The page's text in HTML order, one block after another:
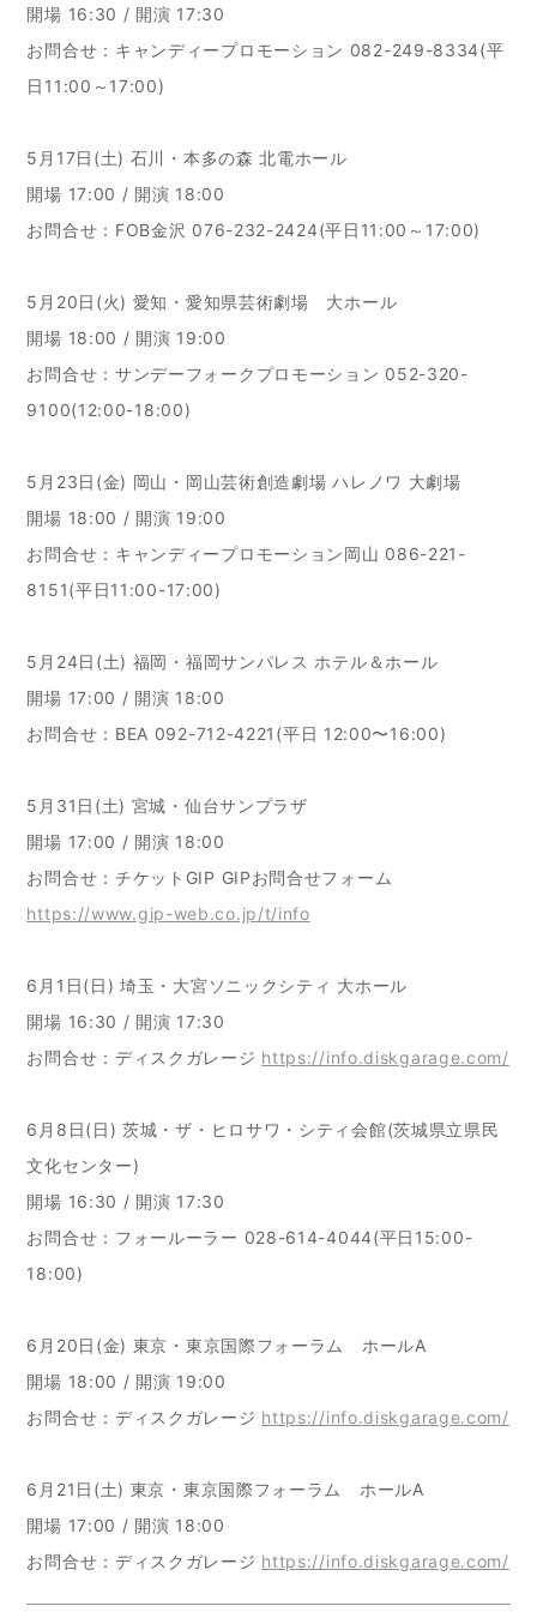
開場 16:30 / 開演 17:30
お問合せ：キャンディープロモーション 082-249-8334(平
日11:00～17:00)
5月17日(土) 石川・本多の森 北電ホール
開場 17:00 / 開演 18:00
お問合せ：FOB金沢 076-232-2424(平日11:00～17:00)
5月20日(火) 愛知・愛知県芸術劇場 大ホール
開場 18:00 / 開演 19:00
お問合せ：サンデーフォークプロモーション 052-320-
9100(12:00-18:00)
5月23日(金) 岡山・岡山芸術創造劇場 ハレノワ 大劇場
開場 18:00 / 開演 19:00
お問合せ：キャンディープロモーション岡山 086-221-
8151(平日11:00-17:00)
5月24日(土) 福岡・福岡サンパレス ホテル＆ホール
開場 17:00 / 開演 18:00
お問合せ：BEA 092-712-4221(平日 12:00〜16:00)
5月31日(土) 宮城・仙台サンプラザ
開場 17:00 / 開演 18:00
お問合せ：チケットGIP GIPお問合せフォーム
https://www.gip-web.co.jp/t/info
6月1日(日) 埼玉・大宮ソニックシティ 大ホール
開場 16:30 / 開演 17:30
お問合せ：ディスクガレージ https://info.diskgarage.com/
6月8日(日) 茨城・ザ・ヒロサワ・シティ会館(茨城県立県民
文化センター)
開場 16:30 / 開演 17:30
お問合せ：フォールーラー 028-614-4044(平日15:00-
18:00)
6月20日(金) 東京・東京国際フォーラム ホールA
開場 18:00 / 開演 19:00
お問合せ：ディスクガレージ https://info.diskgarage.com/
6月21日(土) 東京・東京国際フォーラム ホールA
開場 17:00 / 開演 18:00
お問合せ：ディスクガレージ https://info.diskgarage.com/